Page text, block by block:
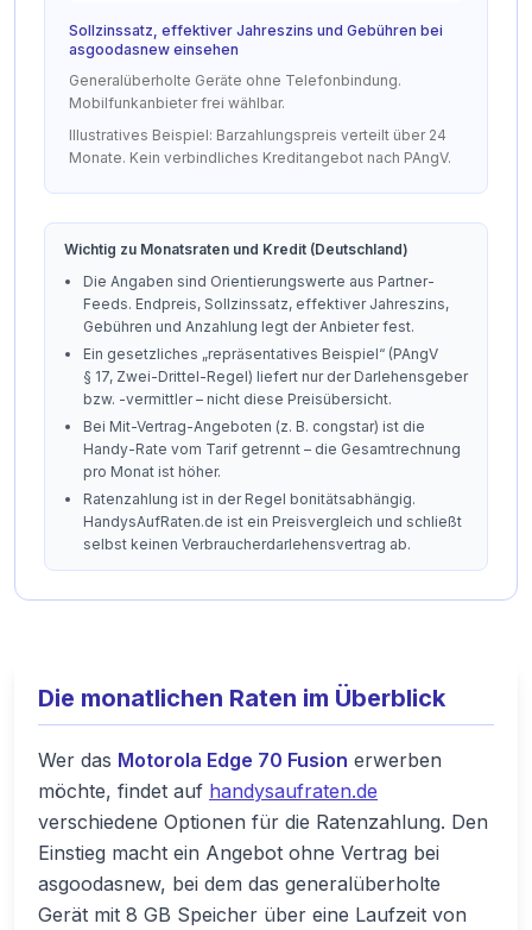
Sollzinssatz, effektiver Jahreszins und Gebühren bei
asgoodasnew einsehen
Generalüberholte Geräte ohne Telefonbindung.
Mobilfunkanbieter frei wählbar.
Illustratives Beispiel: Barzahlungspreis verteilt über 24
Monate. Kein verbindliches Kreditangebot nach PAngV.
Wichtig zu Monatsraten und Kredit (Deutschland)
Die Angaben sind Orientierungswerte aus Partner-
Feeds. Endpreis, Sollzinssatz, effektiver Jahreszins,
Gebühren und Anzahlung legt der Anbieter fest.
Ein gesetzliches „repräsentatives Beispiel“ (PAngV
§ 17, Zwei-Drittel-Regel) liefert nur der Darlehensgeber
bzw. -vermittler – nicht diese Preisübersicht.
Bei Mit-Vertrag-Angeboten (z. B. congstar) ist die
Handy-Rate vom Tarif getrennt – die Gesamtrechnung
pro Monat ist höher.
Ratenzahlung ist in der Regel bonitätsabhängig.
HandysAufRaten.de ist ein Preisvergleich und schließt
selbst keinen Verbraucherdarlehensvertrag ab.
Die monatlichen Raten im Überblick
Wer das Motorola Edge 70 Fusion erwerben
möchte, findet auf handysaufraten.de
verschiedene Optionen für die Ratenzahlung. Den
Einstieg macht ein Angebot ohne Vertrag bei
asgoodasnew, bei dem das generalüberholte
Gerät mit 8 GB Speicher über eine Laufzeit von